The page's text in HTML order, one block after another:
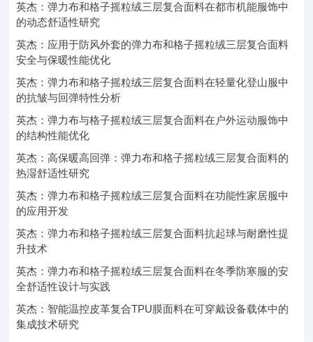
英杰：弹力布和格子摇粒绒三层复合面料在都市机能服饰中
的动态舒适性研究
英杰：应用于防风外套的弹力布和格子摇粒绒三层复合面料
安全与保暖性能优化
英杰：弹力布和格子摇粒绒三层复合面料在轻量化登山服中
的抗皱与回弹特性分析
英杰：弹力布与格子摇粒绒三层复合面料在户外运动服饰中
的结构性能优化
英杰：高保暖高回弹：弹力布和格子摇粒绒三层复合面料的
热湿舒适性研究
英杰：弹力布和格子摇粒绒三层复合面料在功能性家居服中
的应用开发
英杰：弹力布和格子摇粒绒三层复合面料抗起球与耐磨性提
升技术
英杰：弹力布和格子摇粒绒三层复合面料在冬季防寒服的安
全舒适性设计与实践
英杰：智能温控皮革复合TPU膜面料在可穿戴设备载体中的
集成技术研究